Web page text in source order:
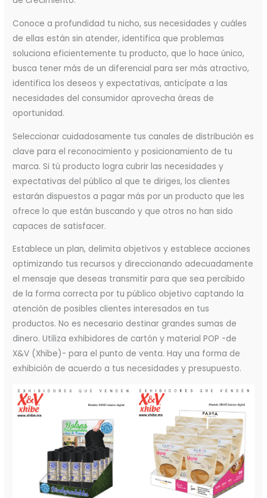
Conoce a profundidad tu nicho, sus necesidades y cuáles
de ellas están sin atender, identifica que problemas
soluciona eficientemente tu producto, que lo hace único,
busca tener más de un diferencial para ser más atractivo,
identifica los deseos y expectativas, anticípate a las
necesidades del consumidor aprovecha áreas de
oportunidad.
Seleccionar cuidadosamente tus canales de distribución es
clave para el reconocimiento y posicionamiento de tu
marca. Si tú producto logra cubrir las necesidades y
expectativas del público al que te diriges, los clientes
estarán dispuestos a pagar más por un producto que les
ofrece lo que están buscando y que otros no han sido
capaces de satisfacer.
Establece un plan, delimita objetivos y establece acciones
optimizando tus recursos y direccionando adecuadamente
el mensaje que deseas transmitir para que sea percibido
de la forma correcta por tu público objetivo captando la
atención de posibles clientes interesados en tus
productos. No es necesario destinar grandes sumas de
dinero. Utiliza exhibidores de cartón y material POP -de
X&V (Xhibe)- para el punto de venta. Hay una forma de
exhibición de acuerdo a tus necesidades y presupuesto.